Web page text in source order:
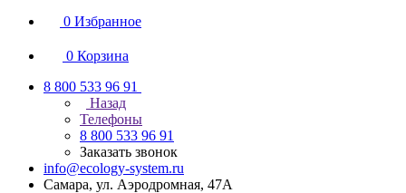
0 Избранное
0 Корзина
8 800 533 96 91
Назад
Телефоны
8 800 533 96 91
Заказать звонок
info@ecology-system.ru
Самара, ул. Аэродромная, 47А